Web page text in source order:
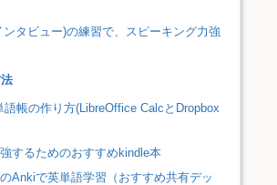
ンタビュー)の練習で、スピーキング力強
語帳の作り方(LibreOffice CalcとDropbox
するためのおすすめkindle本
Ankiで英単語学習（おすすめ共有デッ